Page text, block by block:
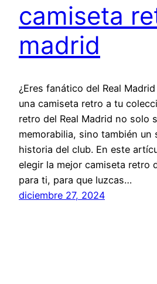
camiseta
madrid
¿Eres fanático del Real
una camiseta retro a tu
retro del Real Madrid no solo
memorabilia, sino también un
historia del club. En este
elegir la mejor camiseta retro
para ti, para que luzcas…
diciembre 27, 2024